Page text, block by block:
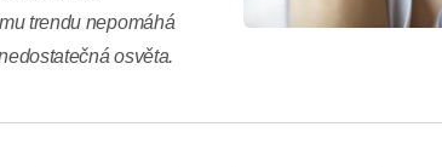
trendu nepomáhá
osvěta.